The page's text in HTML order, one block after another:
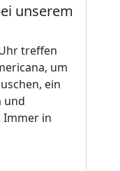
unserem
treffen
um
ein
und
Immer in